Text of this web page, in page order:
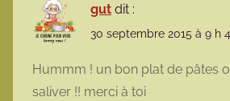
gut dit :
30 septembre 2015 à 9 h
Hummm ! un bon plat de pâtes
saliver !! merci à toi